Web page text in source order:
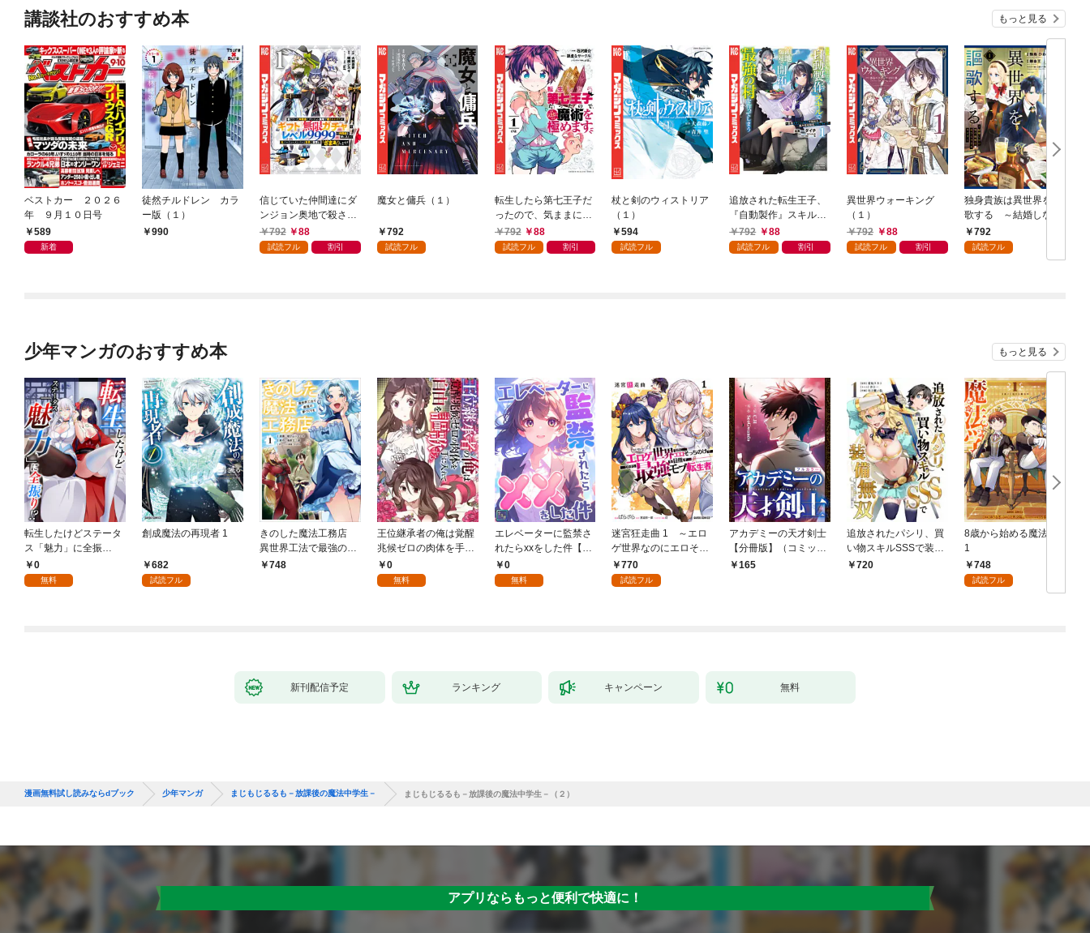
講談社のおすすめ本 もっと見る
ベストカー ２０２６
年 ９月１０日号
589
新着
徒然チルドレン カラ
ー版（１）
990
信じていた仲間達にダ
ンジョン奥地で殺され
かけたがギフト『無限
ガチャ』でレベル９９
792 88
試読フル 割引
魔女と傭兵（１）
792
試読フル
転生したら第七王子だ
ったので、気ままに魔
術を極めます（１）
792 88
試読フル 割引
杖と剣のウィストリア
（１）
594
試読フル
追放された転生王子、
『自動製作』スキルで
領地を爆速で開拓し最
強の村を作ってしまう
792 88
試読フル 割引
異世界ウォーキング
（１）
792
88
試読フル 割引
独身貴族は異世界を謳
歌する ～結婚しない
男の優雅なおひとりさ
まライフ～（１）
792
試読フル
少年マンガのおすすめ本 もっと見る
転生したけどステータ
ス「魅力」に全振
り！？(1)
0
無料
創成魔法の再現者 1
682
試読フル
きのした魔法工務店
異世界工法で最強の家
づくりを（コミック）
748
王位継承者の俺は覚醒
兆候ゼロの肉体を手に
入れて自由を謳歌す
る。1
0
無料
エレベーターに監禁さ
れたらxxをした件【全
年齢版】(1)
0
無料
迷宮狂走曲 1 ～エロ
ゲ世界なのにエロそっ
ちのけでひたすら最強
を目指すモブ転生者～
770
試読フル
アカデミーの天才剣士
【分冊版】（コミッ
ク） １話【フルカラ
165
追放されたパシリ、買
い物スキルSSSで装備
無双 ～買ったモノを
720
8歳から始める魔法学
1
748
試読フル
新刊配信予定 ランキング キャンペーン 無料
漫画無料試し読みならdブック 少年マンガ まじもじるるも－放課後の魔法中学生－ まじもじるるも－放課後の魔法中学生－（２）
アプリならもっと便利で快適に！